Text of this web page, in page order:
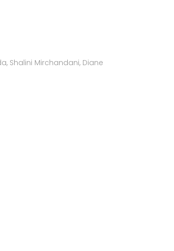
Shalini Mirchandani, Diane